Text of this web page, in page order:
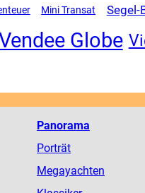
Mini Transat Segel-
Globe
Panorama
Porträt
Megayachten